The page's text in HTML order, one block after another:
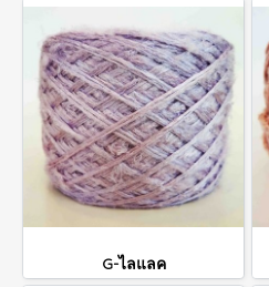
G-ไลแลค